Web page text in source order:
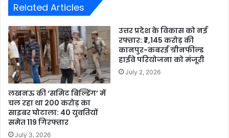
Related Articles
लखनऊ की ‘समिट बिल्डिंग’ में
चल रहा था 200 करोड़ का
साइबर घोटाला: 40 युवतियों
समेत 119 गिरफ्तार
July 3, 2026
उत्तर प्रदेश के विकास को नई
रफ्तार: ₹7,145 करोड़ की
कानपुर-कबरई ग्रीनफील्ड
हाईवे परियोजना को मंजूरी
July 2, 2026